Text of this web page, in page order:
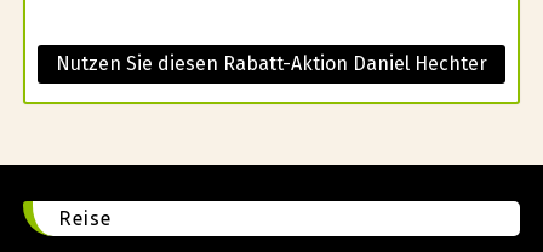
Nutzen Sie diesen Rabatt-Aktion Daniel Hechter
Reise